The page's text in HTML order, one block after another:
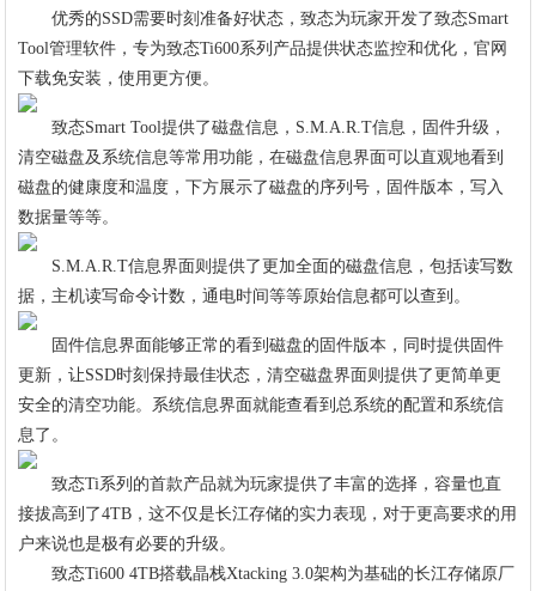
优秀的SSD需要时刻准备好状态，致态为玩家开发了致态Smart
Tool管理软件，专为致态Ti600系列产品提供状态监控和优化，官网
下载免安装，使用更方便。
致态Smart Tool提供了磁盘信息，S.M.A.R.T信息，固件升级，
清空磁盘及系统信息等常用功能，在磁盘信息界面可以直观地看到
磁盘的健康度和温度，下方展示了磁盘的序列号，固件版本，写入
数据量等等。
S.M.A.R.T信息界面则提供了更加全面的磁盘信息，包括读写数
据，主机读写命令计数，通电时间等等原始信息都可以查到。
固件信息界面能够正常的看到磁盘的固件版本，同时提供固件
更新，让SSD时刻保持最佳状态，清空磁盘界面则提供了更简单更
安全的清空功能。系统信息界面就能查看到总系统的配置和系统信
息了。
致态Ti系列的首款产品就为玩家提供了丰富的选择，容量也直
接拔高到了4TB，这不仅是长江存储的实力表现，对于更高要求的用
户来说也是极有必要的升级。
致态Ti600 4TB搭载晶栈Xtacking 3.0架构为基础的长江存储原厂